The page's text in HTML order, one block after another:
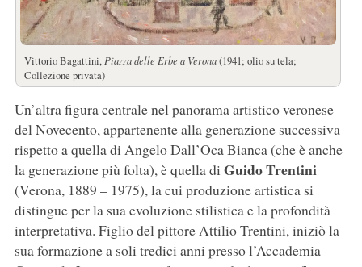
Vittorio Bagattini, Piazza delle Erbe a Verona(1941; olio su tela;
Collezione privata)
Un’altra figura centrale nel panorama artistico veronese
del Novecento, appartenente alla generazione successiva
rispetto a quella di Angelo Dall’Oca Bianca (che è anche
la generazione più folta), è quella di Guido Trentini
(Verona, 1889 – 1975), la cui produzione artistica si
distingue per la sua evoluzione stilistica e la profondità
interpretativa. Figlio del pittore Attilio Trentini, iniziò la
sua formazione a soli tredici anni presso l’Accademia